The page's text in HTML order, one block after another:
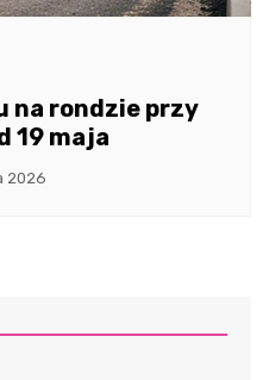
na rondzie przy
19 maja
2026